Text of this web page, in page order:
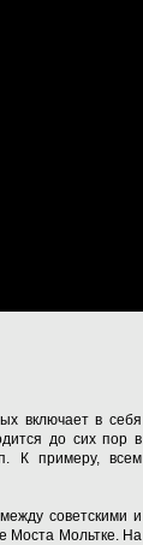
включает в себя
до сих пор в
К примеру, всем
советскими и
Моста Мольтке. На